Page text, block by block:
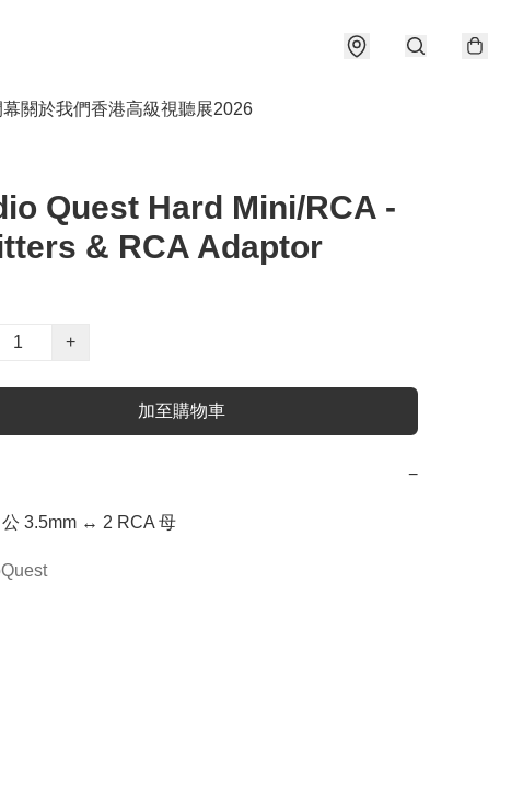
關於我們香港高級視聽展2026
Quest Hard Mini/RCA -
& RCA Adaptor
+
加至購物車
−
公 3.5mm ↔ 2 RCA 母